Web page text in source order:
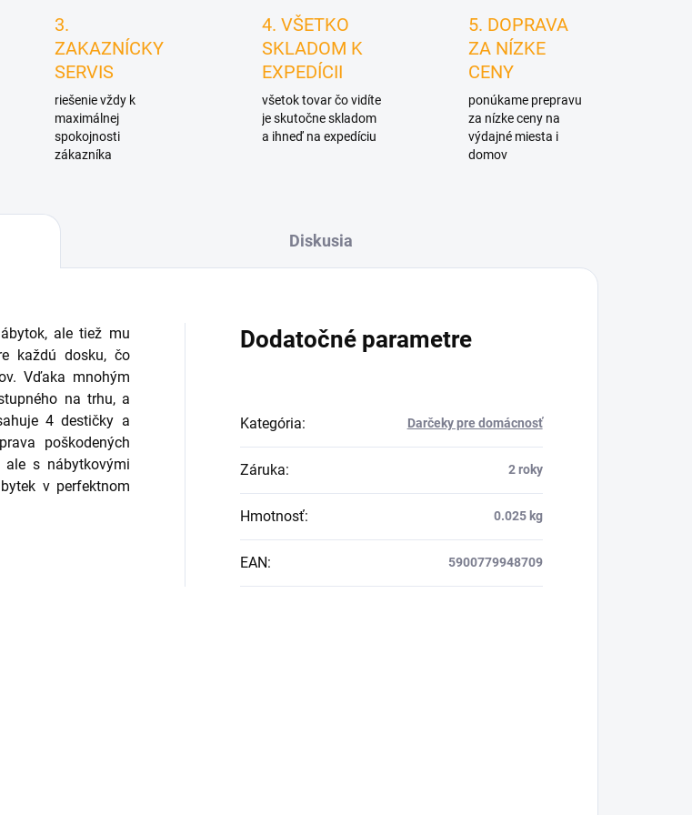
3.
ZAKAZNÍCKY
SERVIS
riešenie vždy k
maximálnej
spokojnosti
zákazníka
4. VŠETKO
SKLADOM K
EXPEDÍCII
všetok tovar čo vidíte
je skutočne skladom
a ihneď na expedíciu
5. DOPRAVA
ZA NÍZKE
CENY
ponúkame prepravu
za nízke ceny na
výdajné miesta i
domov
Diskusia
ale tiež mu
každú dosku, čo
Vďaka mnohým
na trhu, a
4 destičky a
poškodených
ale s nábytkovými
v perfektnom
Dodatočné parametre
Kategória: Darčeky pre domácnosť
Záruka: 2 roky
Hmotnosť: 0.025 kg
EAN: 5900779948709